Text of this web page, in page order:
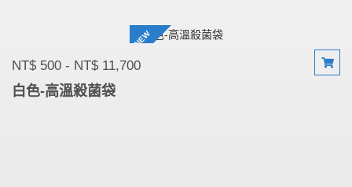
NEW
NT$ 500 - NT$ 11,700
白色-高溫殺菌袋